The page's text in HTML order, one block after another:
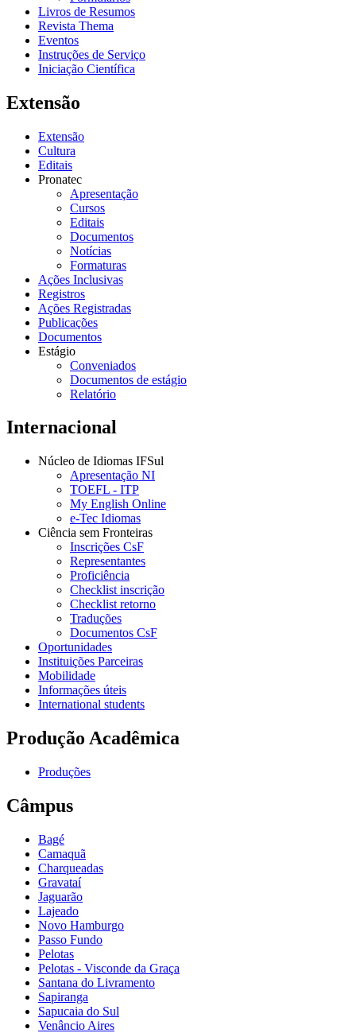
Livros de Resumos
Revista Thema
Eventos
Instruções de Serviço
Iniciação Científica
Extensão
Extensão
Cultura
Editais
Pronatec
Apresentação
Cursos
Editais
Documentos
Notícias
Formaturas
Ações Inclusivas
Registros
Ações Registradas
Publicações
Documentos
Estágio
Conveniados
Documentos de estágio
Relatório
Internacional
Núcleo de Idiomas IFSul
Apresentação NI
TOEFL - ITP
My English Online
e-Tec Idiomas
Ciência sem Fronteiras
Inscrições CsF
Representantes
Proficiência
Checklist inscrição
Checklist retorno
Traduções
Documentos CsF
Oportunidades
Instituições Parceiras
Mobilidade
Informações úteis
International students
Produção Acadêmica
Produções
Câmpus
Bagé
Camaquã
Charqueadas
Gravataí
Jaguarão
Lajeado
Novo Hamburgo
Passo Fundo
Pelotas
Pelotas - Visconde da Graça
Santana do Livramento
Sapiranga
Sapucaia do Sul
Venâncio Aires